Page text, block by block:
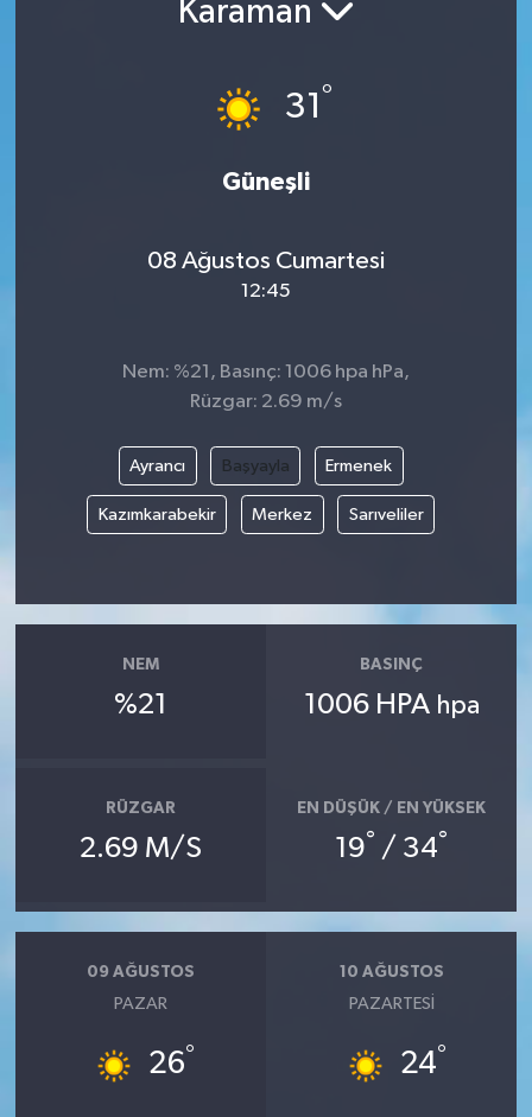
Karaman
31 °
Güneşli
08 Ağustos Cumartesi
12:45
Nem: %21, Basınç: 1006 hpa hPa,
Rüzgar: 2.69 m/s
Ayrancı Başyayla Ermenek
Kazımkarabekir Merkez Sarıveliler
NEM
%21
BASINÇ
1006 HPA hpa
RÜZGAR
2.69 M/S
EN DÜŞÜK / EN YÜKSEK
19° / 34°
09 AĞUSTOS
PAZAR
26°
10 AĞUSTOS
PAZARTESI
24°